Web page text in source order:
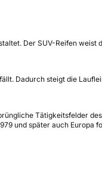
Der SUV-Reifen
Dadurch steigt die
Tätigkeitsfelder
und später auch